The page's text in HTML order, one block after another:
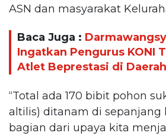
ASN dan masyarakat
Baca Juga :
Ingatkan Pengurus KONI
Atlet Beprestasi di Daerah
“Total ada 170 bibit pohon
altilis) ditanam di sepanjang
bagian dari upaya kita